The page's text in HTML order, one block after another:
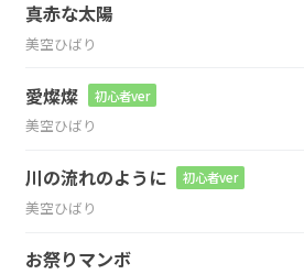
真赤な太陽
美空ひばり
愛燦燦 初心者ver
美空ひばり
川の流れのように 初心者ver
美空ひばり
お祭りマンボ